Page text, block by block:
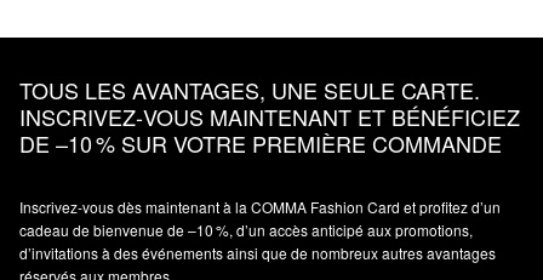
TOUS LES AVANTAGES, UNE SEULE CARTE.
INSCRIVEZ‑VOUS MAINTENANT ET BÉNÉFICIEZ
DE –10 % SUR VOTRE PREMIÈRE COMMANDE
Inscrivez‑vous dès maintenant à la COMMA Fashion Card et profitez d’un
cadeau de bienvenue de –10 %, d’un accès anticipé aux promotions,
d’invitations à des événements ainsi que de nombreux autres avantages
réservés aux membres